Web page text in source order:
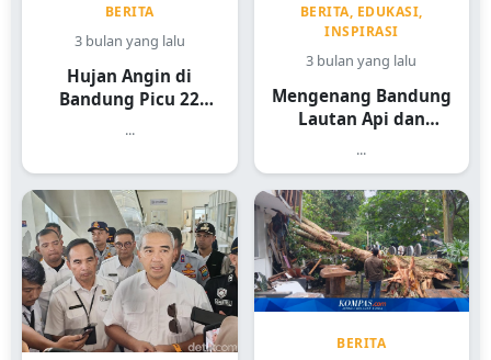
BERITA
3 bulan yang lalu
Hujan Angin di
Bandung Picu 22
...
BERITA, EDUKASI,
INSPIRASI
3 bulan yang lalu
Mengenang Bandung
Lautan Api dan
...
BERITA